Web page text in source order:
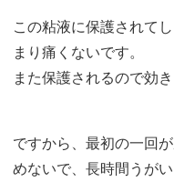
この粘液に保護されて
まり痛くないです。
また保護されるので効
ですから、最初の一回
めないで、長時間うが